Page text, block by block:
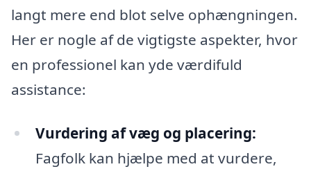
langt mere end blot selve ophængningen.
Her er nogle af de vigtigste aspekter, hvor
en professionel kan yde værdifuld
assistance:
Vurdering af væg og placering:
Fagfolk kan hjælpe med at vurdere,